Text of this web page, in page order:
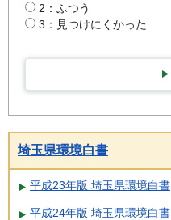
2：ふつう
3：見つけにくかった
埼玉県環境白書
平成23年版 埼玉県環境白書
平成24年版 埼玉県環境白書